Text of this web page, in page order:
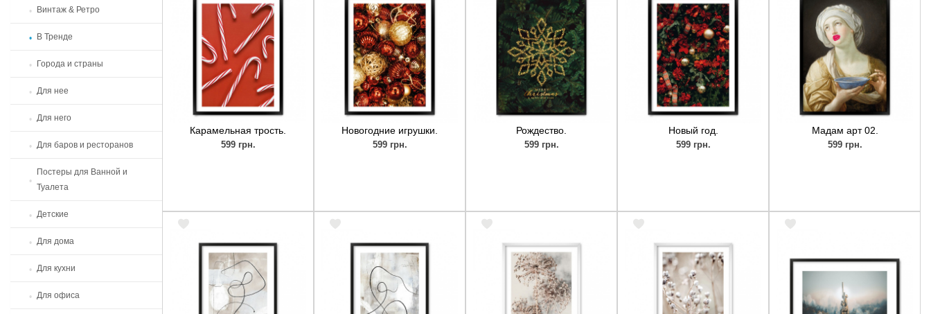
Легендарные автомобили
Винтаж & Ретро
В Тренде
Города и страны
Для нее
Для него
Для баров и ресторанов
Постеры для Ванной и
Туалета
Детские
Для дома
Для кухни
Для офиса
Карамельная трость.
599 грн.
Новогодние игрушки.
599 грн.
Рождество.
599 грн.
Новый год.
599 грн.
Мадам арт 02.
599 грн.